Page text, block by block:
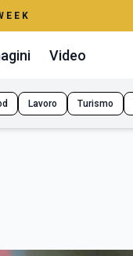
Video
Lavoro Turismo